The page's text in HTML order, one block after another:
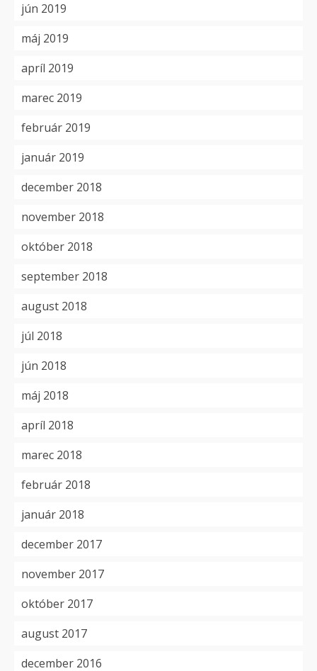
jún 2019
máj 2019
apríl 2019
marec 2019
február 2019
január 2019
december 2018
november 2018
október 2018
september 2018
august 2018
júl 2018
jún 2018
máj 2018
apríl 2018
marec 2018
február 2018
január 2018
december 2017
november 2017
október 2017
august 2017
december 2016